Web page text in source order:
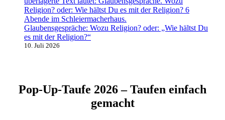
Glaubensgespräche: Wozu Religion? oder: „Wie hältst Du
es mit der Religion?“
10. Juli 2026
Pop-Up-Taufe 2026 – Taufen einfach
gemacht